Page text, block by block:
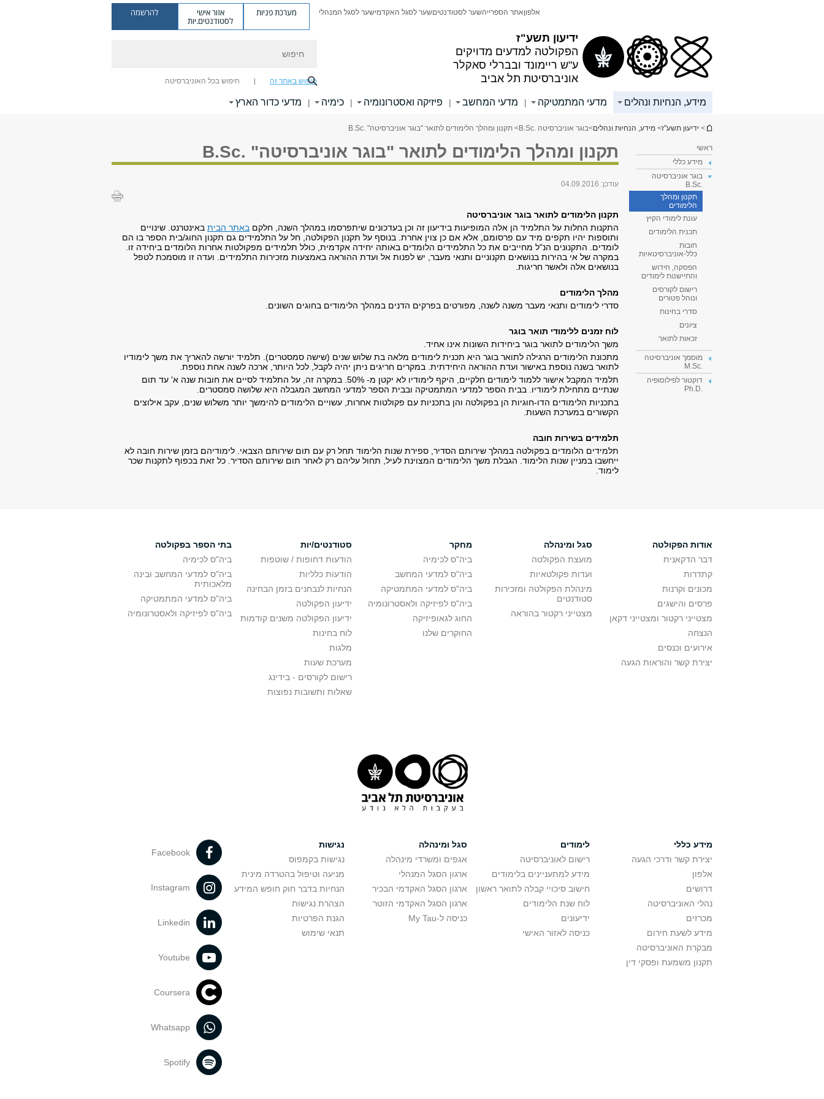
ידיעון תשע"ז
הפקולטה למדעים מדויקים
ע"ש ריימונד ובברלי סאקלר
אוניברסיטת תל אביב
אלפוןאתר הספרייהשער לסטודנטיםשער לסגל האקדמישער לסגל המנהלי מערכת פניות אזור אישי
לסטודנטים.יות
להרשמה
חיפוש באתר זה חיפוש בכל האוניברסיטה
מידע, הנחיות ונהלים מדעי המתמטיקה | מדעי המחשב | פיזיקה ואסטרונומיה | כימיה | מדעי כדור הארץ
הינך נמצא כאן
> ידיעון תשע"ז> מידע, הנחיות ונהלים>בוגר אוניברסיטה .B.Sc > תקנון ומהלך הלימודים לתואר "בוגר אוניברסיטה" .B.Sc
ראשי
מידע כללי
בוגר אוניברסיטה
.B.Sc
תקנון ומהלך
הלימודים
עונת לימודי הקיץ
תכנית הלימודים
חובות
כלל-אוניברסיטאיות
הפסקה, חידוש
והתיישנות לימודים
רישום לקורסים
ונוהל פטורים
סדרי בחינות
ציונים
זכאות לתואר
מוסמך אוניברסיטה
.M.Sc
דוקטור לפילוסופיה
.Ph.D
תקנון ומהלך הלימודים לתואר "בוגר אוניברסיטה" .B.Sc
עודכן: 04.09.2016
תקנון הלימודים לתואר בוגר אוניברסיטה
התקנות החלות על התלמיד הן אלה המופיעות בידיעון זה וכן בעדכונים שיתפרסמו במהלך השנה, חלקם באתר הבית באינטרנט. שינויים
ותוספות יהיו תקפים מיד עם פרסומם, אלא אם כן צוין אחרת. בנוסף על תקנון הפקולטה, חל על התלמידים גם תקנון החוג/בית הספר בו הם
לומדים. התקנונים הנ"ל מחייבים את כל התלמידים הלומדים באותה יחידה אקדמית, כולל תלמידים מפקולטות אחרות הלומדים ביחידה זו.
במקרה של אי בהירות בנושאים תקנוניים ותנאי מעבר, יש לפנות אל ועדת ההוראה באמצעות מזכירות התלמידים. ועדה זו מוסמכת לטפל
בנושאים אלה ולאשר חריגות.
מהלך הלימודים
סדרי לימודים ותנאי מעבר משנה לשנה, מפורטים בפרקים הדנים במהלך הלימודים בחוגים השונים.
לוח זמנים ללימודי תואר בוגר
משך הלימודים לתואר בוגר ביחידות השונות אינו אחיד.
מתכונת הלימודים הרגילה לתואר בוגר היא תכנית לימודים מלאה בת שלוש שנים (שישה סמסטרים). תלמיד יורשה להאריך את משך לימודיו
לתואר בשנה נוספת באישור ועדת ההוראה היחידתית. במקרים חריגים ניתן יהיה לקבל, לכל היותר, ארכה לשנה אחת נוספת.
תלמיד המקבל אישור ללמוד לימודים חלקיים, היקף לימודיו לא יקטן מ- 50%. במקרה זה, על התלמיד לסיים את חובות שנה א' עד תום
שנתיים מתחילת לימודיו. בבית הספר למדעי המתמטיקה ובבית הספר למדעי המחשב המגבלה היא שלושה סמסטרים.
בתכניות הלימודים הדו-חוגיות הן בפקולטה והן בתכניות עם פקולטות אחרות, עשויים הלימודים להימשך יותר משלוש שנים, עקב אילוצים
הקשורים במערכת השעות.
תלמידים בשירות חובה
תלמידים הלומדים בפקולטה במהלך שירותם הסדיר, ספירת שנות הלימוד תחל רק עם תום שירותם הצבאי. לימודיהם בזמן שירות חובה לא
ייחשבו במניין שנות הלימוד. הגבלת משך הלימודים המצוינת לעיל, תחול עליהם רק לאחר תום שירותם הסדיר. כל זאת בכפוף לתקנות שכר
לימוד.
אודות הפקולטה
דבר הדקאנית
קתדרות
מכונים וקרנות
פרסים והישגים
מצטייני רקטור ומצטייני דקאן
הנצחה
אירועים וכנסים
יצירת קשר והוראות הגעה
סגל ומינהלה
מועצת הפקולטה
ועדות פקולטאיות
מינהלת הפקולטה ומזכירות
סטודנטים
מצטייני רקטור בהוראה
מחקר
ביה"ס לכימיה
ביה"ס למדעי המחשב
ביה"ס למדעי המתמטיקה
ביה"ס לפיזיקה ולאסטרונומיה
החוג לגאופיזיקה
החוקרים שלנו
סטודנטים/יות
הודעות דחופות / שוטפות
הודעות כלליות
הנחיות לנבחנים בזמן הבחינה
ידיעון הפקולטה
ידיעון הפקולטה משנים קודמות
לוח בחינות
מלגות
מערכת שעות
רישום לקורסים - בידינג
שאלות ותשובות נפוצות
בתי הספר בפקולטה
ביה"ס לכימיה
ביה"ס למדעי המחשב ובינה
מלאכותית
ביה"ס למדעי המתמטיקה
ביה"ס לפיזיקה ולאסטרונומיה
מידע כללי
יצירת קשר ודרכי הגעה
אלפון
דרושים
נהלי האוניברסיטה
מכרזים
מידע לשעת חירום
מבקרת האוניברסיטה
תקנון משמעת ופסקי דין
לימודים
רישום לאוניברסיטה
מידע למתעניינים בלימודים
חישוב סיכויי קבלה לתואר ראשון
לוח שנת הלימודים
ידיעונים
כניסה לאזור האישי
סגל ומינהלה
אגפים ומשרדי מינהלה
ארגון הסגל המנהלי
ארגון הסגל האקדמי הבכיר
ארגון הסגל האקדמי הזוטר
כניסה ל-My Tau
נגישות
נגישות בקמפוס
מניעה וטיפול בהטרדה מינית
הנחיות בדבר חוק חופש המידע
הצהרת נגישות
הגנת הפרטיות
תנאי שימוש
Facebook
Instagram
Linkedin
Youtube
Coursera
Whatsapp
Spotify